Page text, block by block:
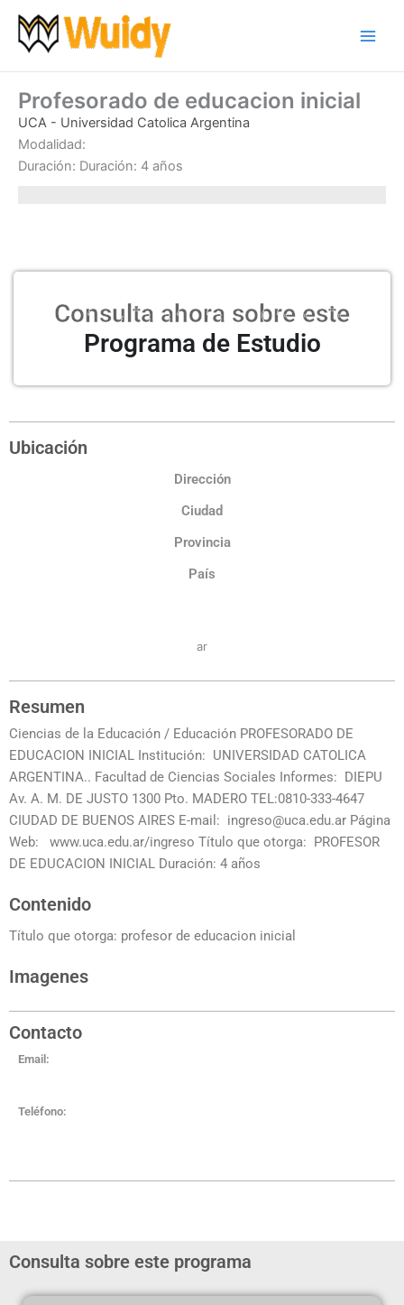
contenido
Profesorado de educacion inicial
UCA - Universidad Catolica Argentina
Modalidad:
Duración: Duración: 4 años
Consulta ahora sobre este
Programa de Estudio
Ubicación
Dirección
Ciudad
Provincia
País
ar
Resumen
Ciencias de la Educación / Educación PROFESORADO DE
EDUCACION INICIAL Institución: UNIVERSIDAD CATOLICA
ARGENTINA.. Facultad de Ciencias Sociales Informes: DIEPU
Av. A. M. DE JUSTO 1300 Pto. MADERO TEL:0810-333-4647
CIUDAD DE BUENOS AIRES E-mail: ingreso@uca.edu.ar Página
Web: www.uca.edu.ar/ingreso Título que otorga: PROFESOR
DE EDUCACION INICIAL Duración: 4 años
Contenido
Título que otorga: profesor de educacion inicial
Imagenes
Contacto
Email:
Teléfono:
Consulta sobre este programa